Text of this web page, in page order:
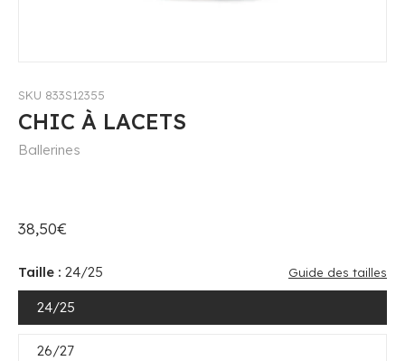
SKU 833S12355
CHIC À LACETS
Ballerines
38,50€
Taille : 24/25 Guide des tailles
24/25
26/27